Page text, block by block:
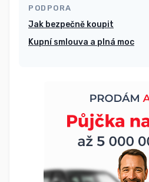
PODPORA
Jak bezpečně koupit
Kupní smlouva a plná moc